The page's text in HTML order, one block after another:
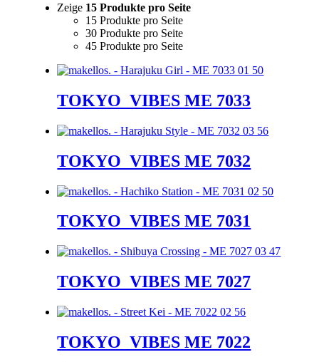
Zeige 15 Produkte pro Seite
15 Produkte pro Seite
30 Produkte pro Seite
45 Produkte pro Seite
TOKYO_VIBES ME 7033
TOKYO_VIBES ME 7032
TOKYO_VIBES ME 7031
TOKYO_VIBES ME 7027
TOKYO_VIBES ME 7022